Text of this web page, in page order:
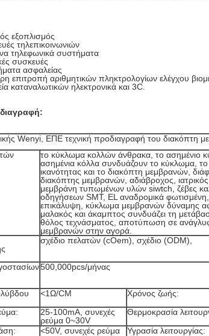
εξοπλισμός
τηλεπικοινωνιών
τηλεφωνικά συστήματα
συσκευές
ασφαλείας
επιτροπή αριθμητικών πληκτρολογίων ελέγχου
καταναλωτικών ηλεκτρονικά και 3C.
Wenyi, ΕΠΕ τεχνική προδιαγραφή του διακόπτη
το κύκλωμα κολλών άνθρακα, το ασημένιο
ασημένια κόλλα συνδυάζουν το κύκλωμα,
ικανότητας και το διακόπτη μεμβρανών,
διακόπτης μεμβρανών, αδιάβροχος,
μεμβράνη τυπωμένων υλών siwtch, ζέβες
οδηγήσεων SMT, EL αναδρομικά φωτισμένη,
επικάλυψη, κύκλωμα μεμβρανών δύναμης
μαλακός και άκαμπτος συνδυάζει τη
θόλος τεχνάσματος, αποτύπωση σε
μεμβρανών στην αγορά.
σχέδιο πελατών (cOem), σχέδιο (ODM),
500,000pcs/μήνας
<1Ω/CM Χρόνος ζωής:
25-100mA, συνεχές
ρεύμα 0~30V
Θερμοκρασία
<50V, συνεχές ρεύμα Υγρασία λειτουργίας: